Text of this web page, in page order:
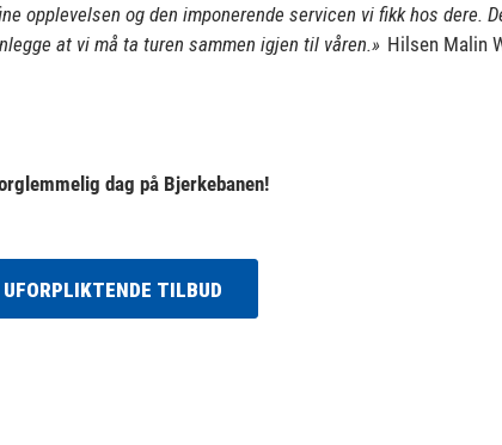
opplevelsen og den imponerende servicen vi fikk hos dere.
at vi må ta turen sammen igjen til våren.» Hilsen Malin
dag på Bjerkebanen!
TILBUD